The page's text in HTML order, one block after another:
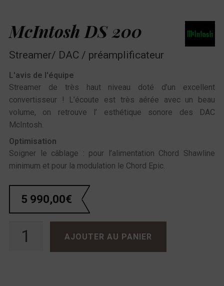
McIntosh DS 200
Streamer/ DAC / préamplificateur
L'avis de l'équipe
Streamer de très haut niveau doté d’un excellent
convertisseur ! L’écoute est très aérée avec un beau
volume, on retrouve l’ esthétique sonore des DAC
McIntosh.
Optimisation
Soigner le câblage : pour l’alimentation Chord Shawline
minimum et pour la modulation le Chord Epic.
5 990,00€
AJOUTER AU PANIER